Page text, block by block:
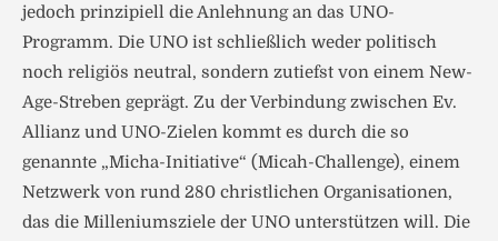
jedoch prinzipiell die Anlehnung an das UNO-
Programm. Die UNO ist schließlich weder politisch
noch religiös neutral, sondern zutiefst von einem New-
Age-Streben geprägt. Zu der Verbindung zwischen Ev.
Allianz und UNO-Zielen kommt es durch die so
genannte „Micha-Initiative“ (Micah-Challenge), einem
Netzwerk von rund 280 christlichen Organisationen,
das die Milleniumsziele der UNO unterstützen will. Die